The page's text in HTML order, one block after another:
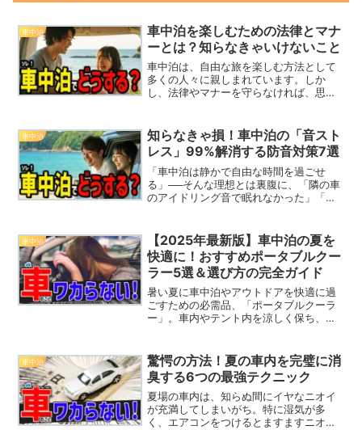
車中泊
車中泊を楽しむための法律とマナ
ーとは？知らなきゃいけないこと
車中泊は、自由な旅を楽しむ方法として
多くの人々に親しまれています。しか
し、法律やマナーを守らなければ、思わ
快適に楽しむための法律上の注意点やマ
ナー、そして実践的なアドバ...
車中泊
知らなきゃ損！車中泊の「音スト
レス」99%解消する防音対策7選
「車中泊は静かで自由な時間を過ごせ
る」──そんな理想とは裏腹に、「隣の車
のアイドリング音で眠れなかった」「深
めて車中泊に踏み切ったのに、逆に音ス
トレスで体も心も休まらな...
車中泊
【2025年最新版】車中泊の夏を
快適に！おすすめポータブルクー
ラー5選＆選び方の完全ガイド
暑い夏に車中泊やアウトドアを快適に過
ごすための必需品、「ポータブルクーラ
ー」。車内やテント内を涼しく保ち、快
ポータブルクーラーには多くの種類があ
り、どれを選べばいいのか...
車中泊
驚愕の方法！夏の車内を完璧に消
臭する6つの最強テクニック
夏場の車内は、知らぬ間にイヤなニオイ
が充満してしまいがち。特に湿気が多
く、エアコンをつけるとますますニオイ